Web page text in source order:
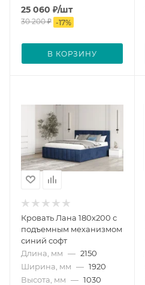
25 060 ₽/шт
30 200₽ -17%
В КОРЗИНУ
Кровать Лана 180х200 с
подъемным механизмом
синий софт
Длина, мм — 2150
Ширина, мм — 1920
Высота, мм — 1030